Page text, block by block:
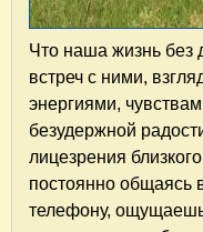
Что наша жизнь без
встреч с ними,
энергиями,
безудержной
лицезрения
постоянно общаясь
телефону, ощущаешь